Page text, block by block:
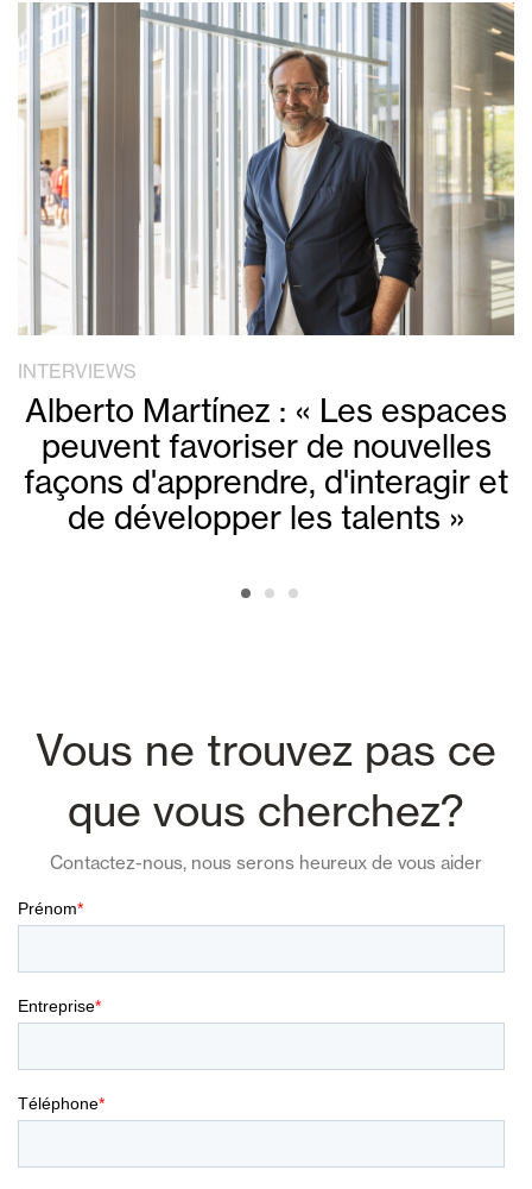
INTERVIEWS
Alberto Martínez : « Les espaces
peuvent favoriser de nouvelles
façons d'apprendre, d'interagir et
de développer les talents »
Vous ne trouvez pas ce
que vous cherchez?
Contactez-nous, nous serons heureux de vous aider